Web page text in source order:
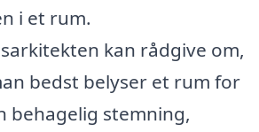
i et rum.
kan rådgive om,
bedst belyser et rum for
behagelig stemning,